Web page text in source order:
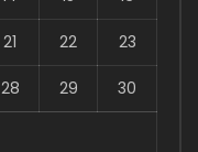
21 22 23
28 29 30